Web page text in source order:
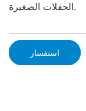
الحفلات الصغيرة.
استفسار